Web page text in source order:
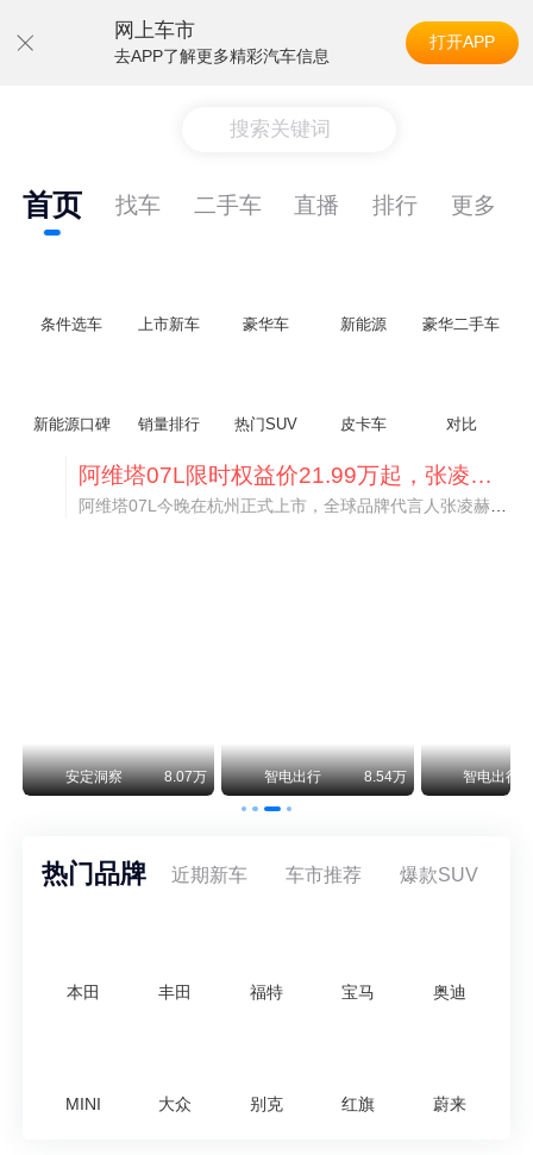
网上车市
去APP了解更多精彩汽车信息
打开APP
搜索关键词
首页 找车 二手车 直播 排行 更多
条件选车 上市新车 豪华车 新能源 豪华二手车
新能源口碑 销量排行 热门SUV 皮卡车 对比
阿维塔07L限时权益价21.99万起，张凌赫成首位车主
阿维塔07L今晚在杭州正式上市，全球品牌代言人张凌赫现场提车，成为这台车的第一位主人。三个版本：Elite纯电版22.99万，Max+后驱纯电版24.99万，Ultra三电机四驱版27.99万。
安定洞察 8.07万 智电出行 8.54万 智电出行
热门品牌 近期新车 车市推荐 爆款SUV
本田 丰田 福特 宝马 奥迪
MINI 大众 别克 红旗 蔚来